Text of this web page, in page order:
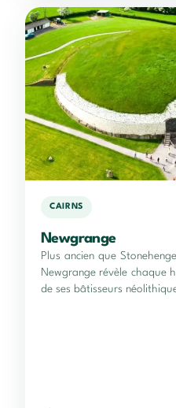
CAIRNS
Newgrange
Plus ancien que
Newgrange révèle chaque
de ses bâtisseurs